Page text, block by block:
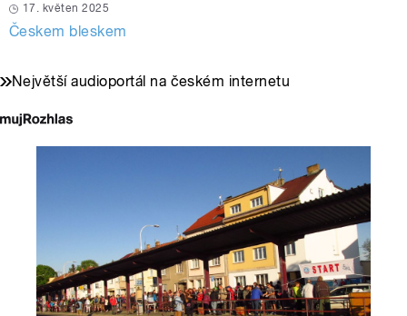
17. květen 2025
Českem bleskem
Největší audioportál na českém internetu